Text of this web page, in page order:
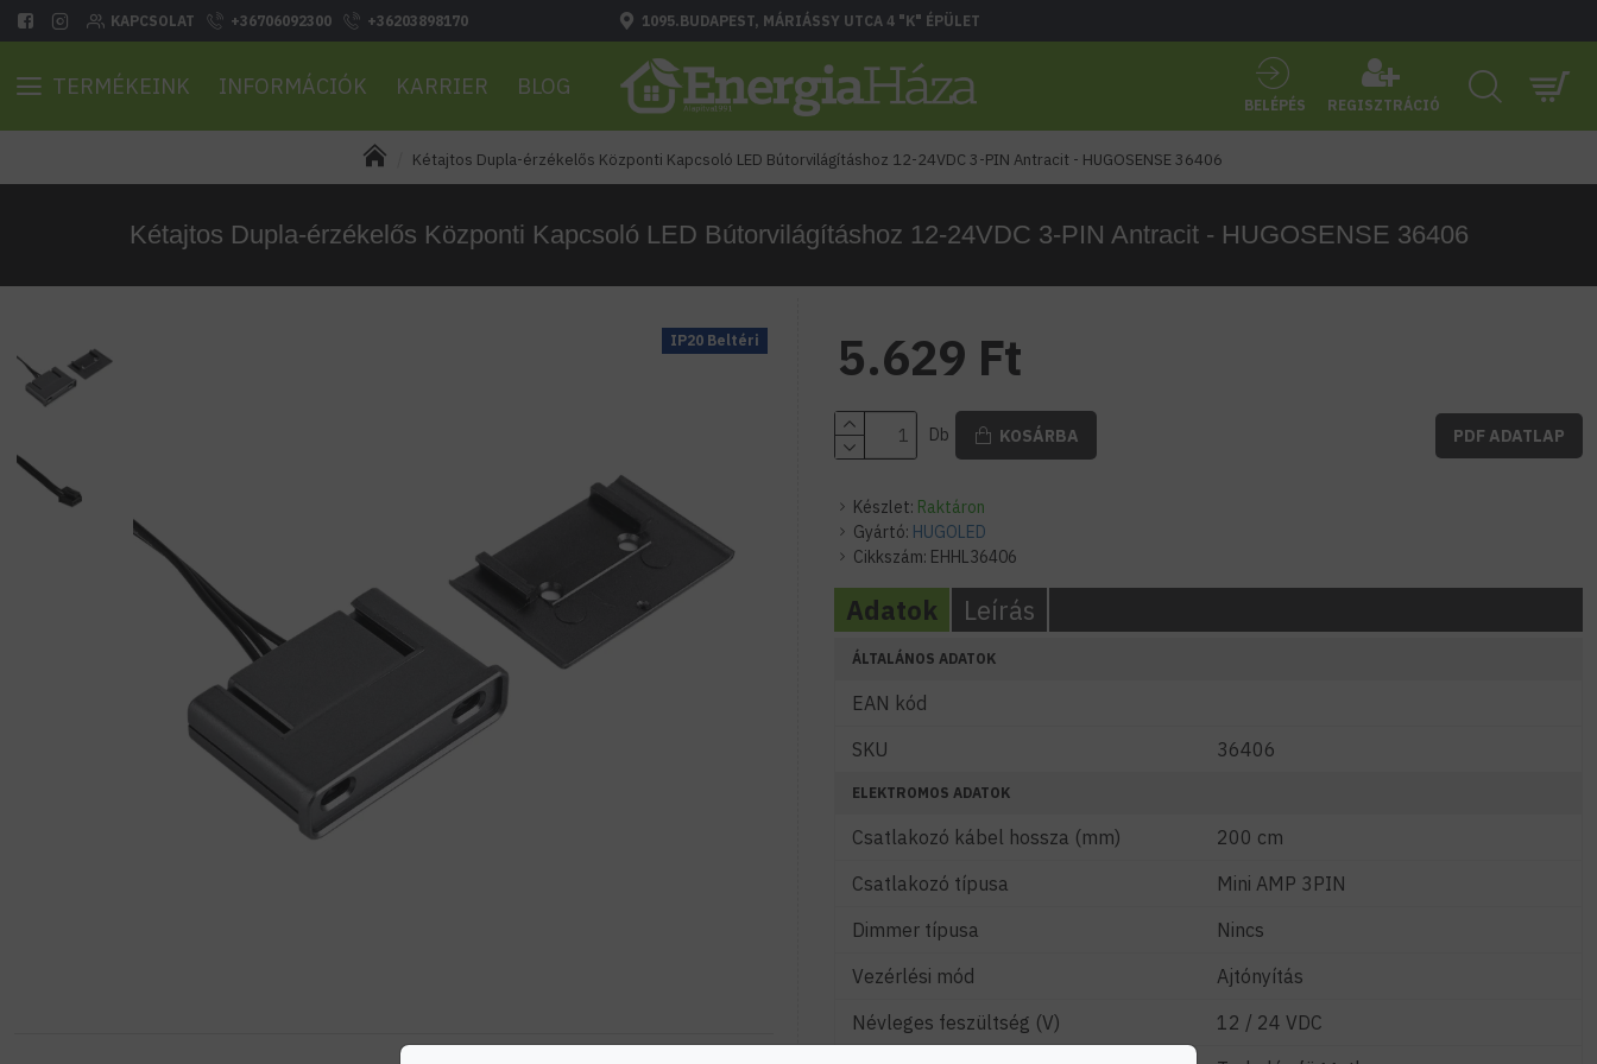
KAPCSOLAT +36706092300 +36203898170 1095.BUDAPEST, MÁRIÁSSY UTCA 4 "K" ÉPÜLET
TERMÉKEINK INFORMÁCIÓK KARRIER BLOG
BELÉPÉS REGISZTRÁCIÓ
Kétajtos Dupla-érzékelős Központi Kapcsoló LED Bútorvilágításhoz 12-24VDC 3-PIN Antracit - HUGOSENSE 36406
Kétajtos Dupla-érzékelős Központi Kapcsoló LED Bútorvilágításhoz 12-24VDC 3-PIN Antracit - HUGOSENSE 36406
IP20 Beltéri
Készlet: Raktáron
Gyártó: HUGOLED
Cikkszám: EHHL36406
5.629 Ft
Db KOSÁRBA PDF ADATLAP
Adatok Leírás
ÁLTALÁNOS ADATOK
EAN kód
SKU
36406
ELEKTROMOS ADATOK
Csatlakozó kábel hossza (mm)
200 cm
Csatlakozó típusa
Mini AMP 3PIN
Dimmer típusa
Nincs
Vezérlési mód
Ajtónyítás
Névleges feszültség (V)
12 / 24 VDC